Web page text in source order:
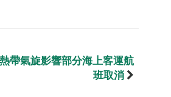
帶氣旋影響部分海上客運航
班取消